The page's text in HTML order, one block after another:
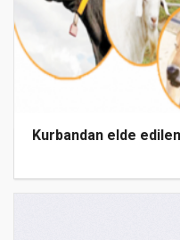
Kurbandan elde